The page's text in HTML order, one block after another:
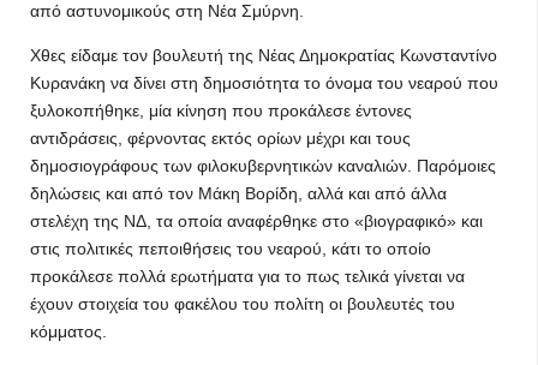
από αστυνομικούς στη Νέα Σμύρνη.
Χθες είδαμε τον βουλευτή της Νέας Δημοκρατίας Κωνσταντίνο
Κυρανάκη να δίνει στη δημοσιότητα το όνομα του νεαρού που
ξυλοκοπήθηκε, μία κίνηση που προκάλεσε έντονες
αντιδράσεις, φέρνοντας εκτός ορίων μέχρι και τους
δημοσιογράφους των φιλοκυβερνητικών καναλιών. Παρόμοιες
δηλώσεις και από τον Μάκη Βορίδη, αλλά και από άλλα
στελέχη της ΝΔ, τα οποία αναφέρθηκε στο «βιογραφικό» και
στις πολιτικές πεποιθήσεις του νεαρού, κάτι το οποίο
προκάλεσε πολλά ερωτήματα για το πως τελικά γίνεται να
έχουν στοιχεία του φακέλου του πολίτη οι βουλευτές του
κόμματος.